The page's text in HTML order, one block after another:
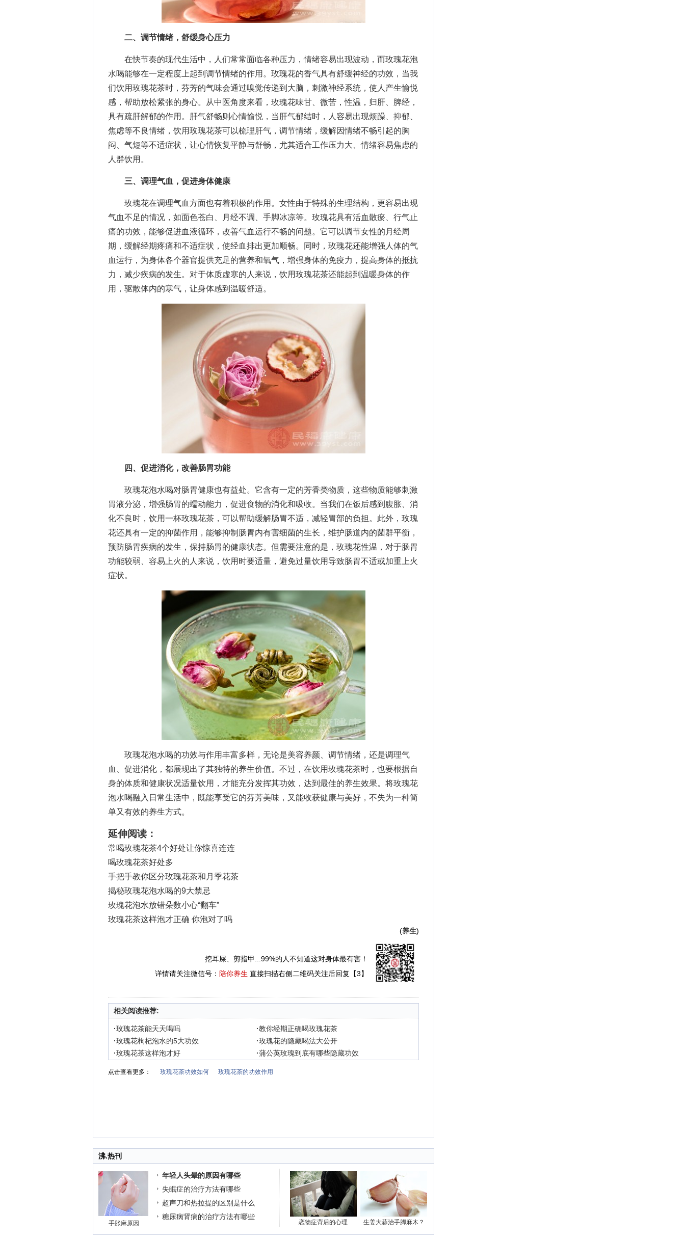
二、调节情绪，舒缓身心压力
在快节奏的现代生活中，人们常常面临各种压力，情绪容易出现波动，而玫瑰花泡
水喝能够在一定程度上起到调节情绪的作用。玫瑰花的香气具有舒缓神经的功效，当我
们饮用玫瑰花茶时，芬芳的气味会通过嗅觉传递到大脑，刺激神经系统，使人产生愉悦
感，帮助放松紧张的身心。从中医角度来看，玫瑰花味甘、微苦，性温，归肝、脾经，
具有疏肝解郁的作用。肝气舒畅则心情愉悦，当肝气郁结时，人容易出现烦躁、抑郁、
焦虑等不良情绪，饮用玫瑰花茶可以梳理肝气，调节情绪，缓解因情绪不畅引起的胸
闷、气短等不适症状，让心情恢复平静与舒畅，尤其适合工作压力大、情绪容易焦虑的
人群饮用。
三、调理气血，促进身体健康
玫瑰花在调理气血方面也有着积极的作用。女性由于特殊的生理结构，更容易出现
气血不足的情况，如面色苍白、月经不调、手脚冰凉等。玫瑰花具有活血散瘀、行气止
痛的功效，能够促进血液循环，改善气血运行不畅的问题。它可以调节女性的月经周
期，缓解经期疼痛和不适症状，使经血排出更加顺畅。同时，玫瑰花还能增强人体的气
血运行，为身体各个器官提供充足的营养和氧气，增强身体的免疫力，提高身体的抵抗
力，减少疾病的发生。对于体质虚寒的人来说，饮用玫瑰花茶还能起到温暖身体的作
用，驱散体内的寒气，让身体感到温暖舒适。
四、促进消化，改善肠胃功能
玫瑰花泡水喝对肠胃健康也有益处。它含有一定的芳香类物质，这些物质能够刺激
胃液分泌，增强肠胃的蠕动能力，促进食物的消化和吸收。当我们在饭后感到腹胀、消
化不良时，饮用一杯玫瑰花茶，可以帮助缓解肠胃不适，减轻胃部的负担。此外，玫瑰
花还具有一定的抑菌作用，能够抑制肠胃内有害细菌的生长，维护肠道内的菌群平衡，
预防肠胃疾病的发生，保持肠胃的健康状态。但需要注意的是，玫瑰花性温，对于肠胃
功能较弱、容易上火的人来说，饮用时要适量，避免过量饮用导致肠胃不适或加重上火
症状。
玫瑰花泡水喝的功效与作用丰富多样，无论是美容养颜、调节情绪，还是调理气
血、促进消化，都展现出了其独特的养生价值。不过，在饮用玫瑰花茶时，也要根据自
身的体质和健康状况适量饮用，才能充分发挥其功效，达到最佳的养生效果。将玫瑰花
泡水喝融入日常生活中，既能享受它的芬芳美味，又能收获健康与美好，不失为一种简
单又有效的养生方式。
延伸阅读：
常喝玫瑰花茶4个好处让你惊喜连连
喝玫瑰花茶好处多
手把手教你区分玫瑰花茶和月季花茶
揭秘玫瑰花泡水喝的9大禁忌
玫瑰花泡水放错朵数小心“翻车”
玫瑰花茶这样泡才正确 你泡对了吗
(养生)
挖耳屎、剪指甲...99%的人不知道这对身体最有害！
详情请关注微信号： 陪你养生 直接扫描右侧二维码关注后回复【3】
相关阅读推荐:
·玫瑰花茶能天天喝吗 ·教你经期正确喝玫瑰花茶
·玫瑰花枸杞泡水的5大功效 ·玫瑰花的隐藏喝法大公开
·玫瑰花茶这样泡才好 ·蒲公英玫瑰到底有哪些隐藏功效
点击查看更多： 玫瑰花茶功效如何 玫瑰花茶的功效作用
沸.热刊
手胀麻原因
年轻人头晕的原因有哪些
失眠症的治疗方法有哪些
超声刀和热拉提的区别是什么
糖尿病肾病的治疗方法有哪些
恋物症背后的心理 生姜大蒜治手脚麻木？